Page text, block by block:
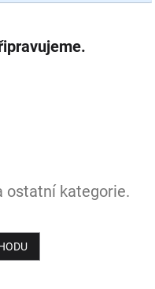
ostatní kategorie.